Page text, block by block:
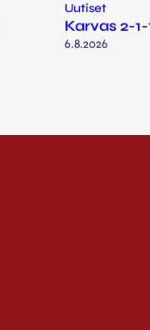
Uutiset
Karvas 2-
6.8.2026